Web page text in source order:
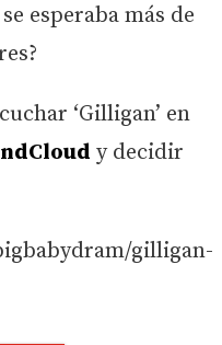
esperaba más de
‘Gilligan’ en
y decidir
gilligan-